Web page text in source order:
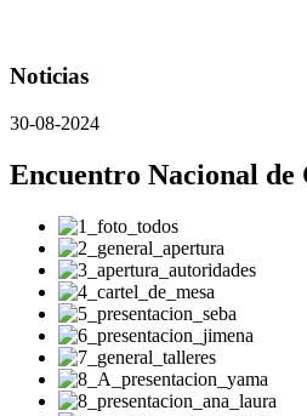
Noticias
30-08-2024
Encuentro Nacional de